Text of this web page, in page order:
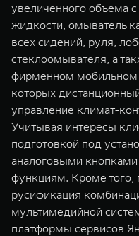
увеличенного объема
жидкости, омыватель
всех сидений, руля,
стеклоомывателя, а
фирменном мобильном
которых
управление климат-
Учитывая интересы
подготовкой под
аналоговыми
функциям. Кроме того,
русификация
мультимедийной
платформы сервисов